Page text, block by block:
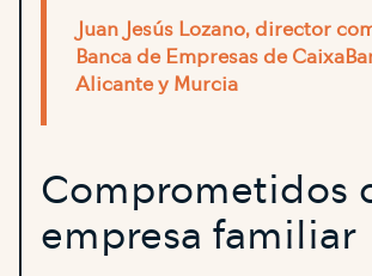
Juan Jesús Lozano, director
Banca de Empresas de
Alicante y Murcia
Comprometidos
empresa familiar